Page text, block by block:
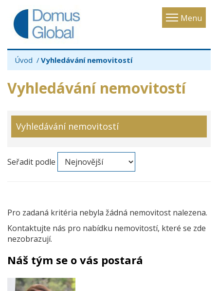
Menu
Toggle
Úvod Vyhledávání nemovitostí
Vyhledávání nemovitostí
Vyhledávání nemovitostí
Seřadit podle
Pro zadaná kritéria nebyla žádná nemovitost nalezena.
Kontaktujte nás pro nabídku nemovitostí, které se zde
nezobrazují.
Náš tým se o vás postará